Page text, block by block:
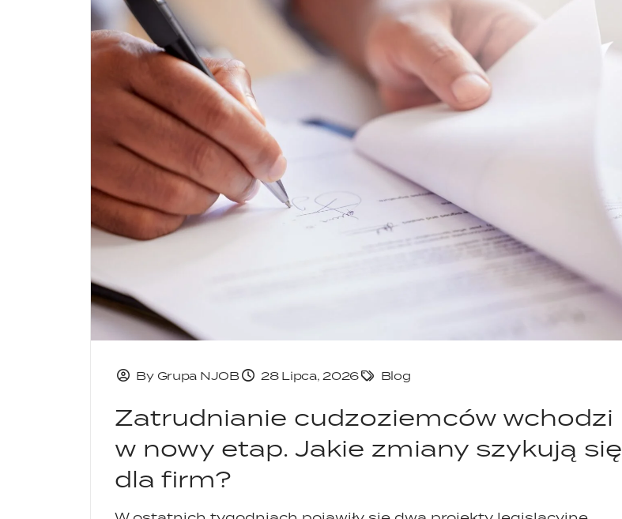
By Grupa NJOB 28 Lipca, 2026 Blog
Zatrudnianie cudzoziemców wchodzi
w nowy etap. Jakie zmiany szykują się
dla firm?